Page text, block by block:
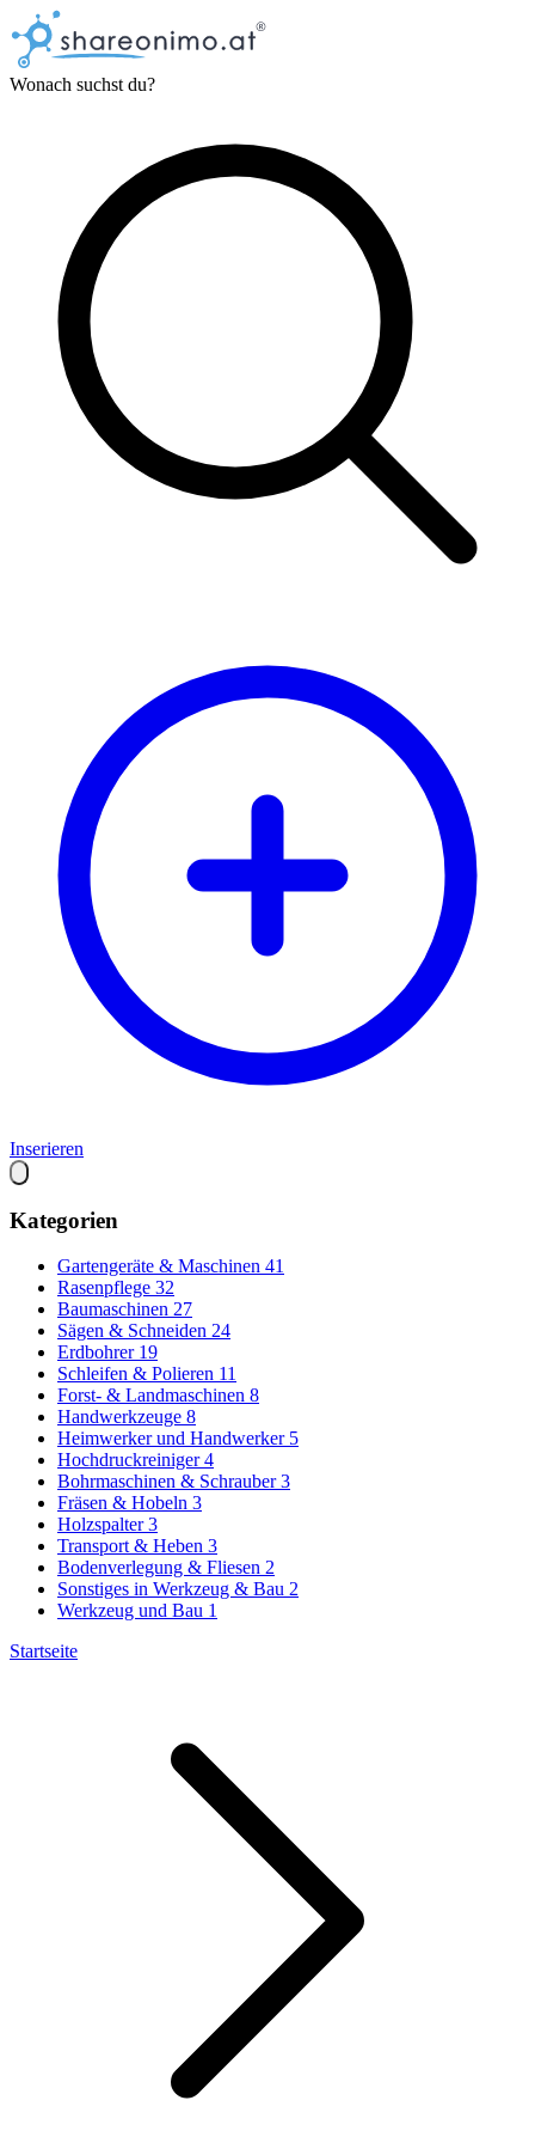
Wonach suchst du?
Inserieren
Kategorien
Gartengeräte & Maschinen 41
Rasenpflege 32
Baumaschinen 27
Sägen & Schneiden 24
Erdbohrer 19
Schleifen & Polieren 11
Forst- & Landmaschinen 8
Handwerkzeuge 8
Heimwerker und Handwerker 5
Hochdruckreiniger 4
Bohrmaschinen & Schrauber 3
Fräsen & Hobeln 3
Holzspalter 3
Transport & Heben 3
Bodenverlegung & Fliesen 2
Sonstiges in Werkzeug & Bau 2
Werkzeug und Bau 1
Startseite